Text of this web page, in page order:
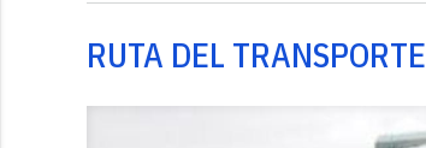
RUTA DEL TRANSPORTE